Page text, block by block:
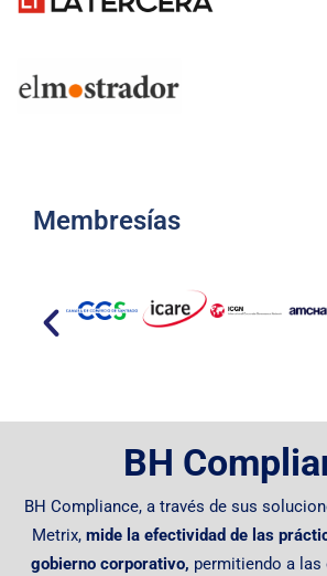
Membresías​
BH
BH Compliance, a través de sus
Metrix, mide la efectividad de las
gobierno corporativo, permitiendo a las